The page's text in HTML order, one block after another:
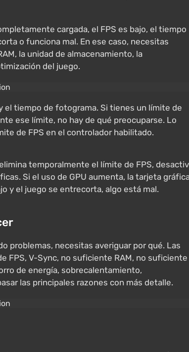
cargada, el FPS es bajo, el tiempo
o funciona mal. En ese caso, necesitas
la unidad de almacenamiento, la
del juego.
el tiempo de fotograma. Si tienes un límite de
ese límite, no hay de qué preocuparse. Lo
de FPS en el controlador habilitado.
temporalmente el límite de FPS,
Si el uso de GPU aumenta, la tarjeta
y el juego se entrecorta, algo está mal.
problemas, necesitas averiguar por qué. Las
FPS, V-Sync, no suficiente RAM, no suficiente
de energía, sobrecalentamiento,
las principales razones con más detalle.